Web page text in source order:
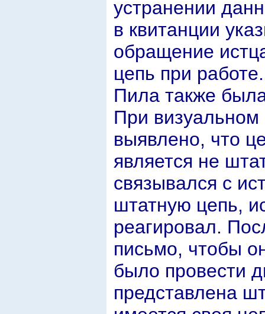
устранении
в квитанции
обращение
цепь при работе.
Пила также
При
выявлено, что
является не
связывался с
штатную цепь,
реагировал.
письмо, чтобы
было провести
представлена